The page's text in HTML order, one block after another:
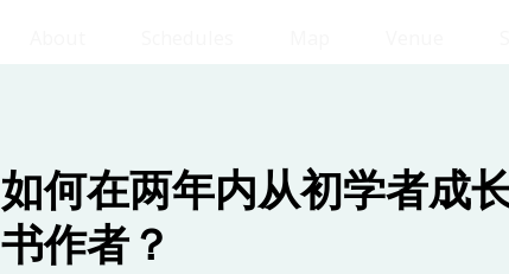
Day 1 (8/17)
如何在两年内从初学者成
书作者？